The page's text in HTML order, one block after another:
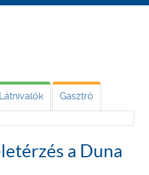
Látnivalók Gasztró
a Duna